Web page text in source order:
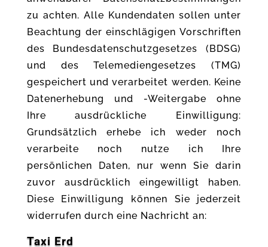
zu achten. Alle Kundendaten sollen unter
Beachtung der einschlägigen Vorschriften
des Bundesdatenschutzgesetzes (BDSG)
und des Telemediengesetzes (TMG)
gespeichert und verarbeitet werden. Keine
Datenerhebung und -Weitergabe ohne
Ihre ausdrückliche Einwilligung:
Grundsätzlich erhebe ich weder noch
verarbeite noch nutze ich Ihre
persönlichen Daten, nur wenn Sie darin
zuvor ausdrücklich eingewilligt haben.
Diese Einwilligung können Sie jederzeit
widerrufen durch eine Nachricht an:
Taxi Erd